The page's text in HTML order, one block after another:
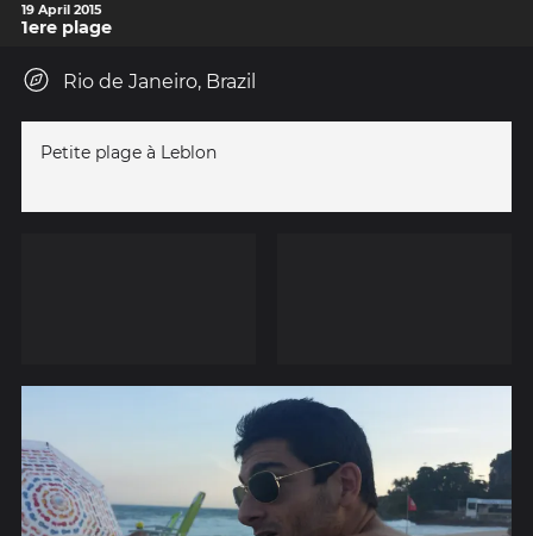
19 April 2015
1ere plage
Rio de Janeiro, Brazil
Petite plage à Leblon